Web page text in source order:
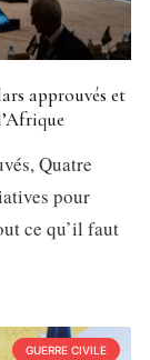
approuvés et
Quatre
pour
ce qu’il faut
GUERRE CIVILE